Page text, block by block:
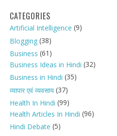
CATEGORIES
Artificial Intelligence (9)
Blogging (38)
Business (61)
Business Ideas in Hindi (32)
Business in Hindi (35)
व्यापार एवं व्यवसाय (37)
Health In Hindi (99)
Health Articles In Hindi (96)
Hindi Debate (5)